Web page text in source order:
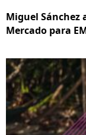
Miguel Sánchez
Mercado para